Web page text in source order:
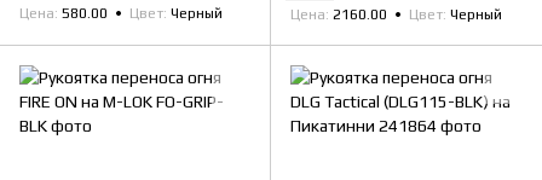
Цена 580.00 Цвет Черный Цена 2160.00 Цвет Черный